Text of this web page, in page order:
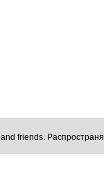
and friends.